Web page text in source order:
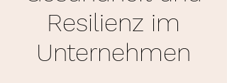
Resilienz im
Unternehmen